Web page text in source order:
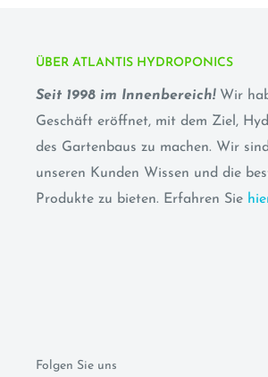
ÜBER ATLANTIS HYDROPONICS
Seit 1998 im Innenbereich!Wir
Geschäft eröffnet, mit dem Ziel,
des Gartenbaus zu machen. Wir
unseren Kunden Wissen und die
Produkte zu bieten. Erfahren Sie
Folgen Sie uns